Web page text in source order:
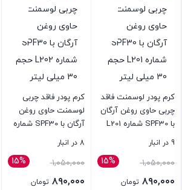
کرم پودر لوسمنت فاقد
چربی حاوی روغن آرگان
با SPF30 شماره L201
حجم 30 میلی لیتر9 در انبار
15% ۱,۰۵۰,۰۰۰قیمت
اصلی: ۸۹۰,۰۰۰ تومان
کرم پودر فاقد چربی
لوسمنت حاوی روغن
آرگان با SPF30 شماره
8 در انبار
15% ۱,۰۵۰,۰۰۰قیمت
اصلی: ۸۹۰,۰۰۰ تومان